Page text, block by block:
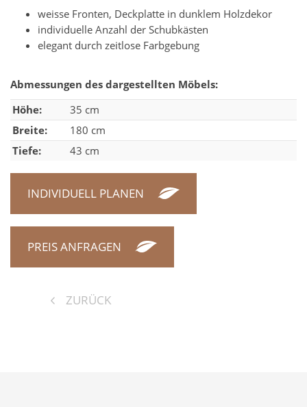
weisse Fronten, Deckplatte in dunklem Holzdekor
individuelle Anzahl der Schubkästen
elegant durch zeitlose Farbgebung
Abmessungen des dargestellten Möbels:
Höhe:
35 cm
Breite:
180 cm
Tiefe:
43 cm
INDIVIDUELL PLANEN
PREIS ANFRAGEN
ZURÜCK